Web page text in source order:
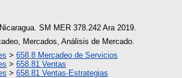
SM MER 378.242 Ara 2019.
Mercados, Análisis de Mercado.
> 658.8 Mercadeo de Servicios
> 658.81 Ventas
> 658.81 Ventas-Estrategias